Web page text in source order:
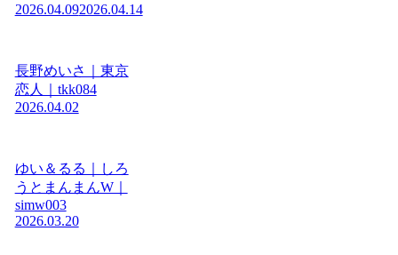
2026.04.092026.04.14
長野めいさ｜東京
恋人｜tkk084
2026.04.02
ゆい＆るる｜しろ
うとまんまんW｜
simw003
2026.03.20